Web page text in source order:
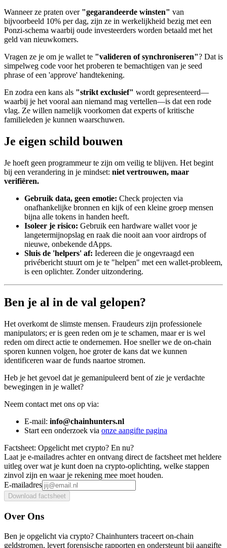
Wanneer ze praten over "gegarandeerde winsten" van
bijvoorbeeld 10% per dag, zijn ze in werkelijkheid bezig met een
Ponzi-schema waarbij oude investeerders worden betaald met het
geld van nieuwkomers.
Vragen ze je om je wallet te "valideren of synchroniseren"? Dat is
simpelweg code voor het proberen te bemachtigen van je seed
phrase of een 'approve' handtekening.
En zodra een kans als "strikt exclusief" wordt gepresenteerd—
waarbij je het vooral aan niemand mag vertellen—is dat een rode
vlag. Ze willen namelijk voorkomen dat experts of kritische
familieleden je kunnen waarschuwen.
Je eigen schild bouwen
Je hoeft geen programmeur te zijn om veilig te blijven. Het begint
bij een verandering in je mindset: niet vertrouwen, maar
verifiëren.
Gebruik data, geen emotie: Check projecten via
onafhankelijke bronnen en kijk of een kleine groep mensen
bijna alle tokens in handen heeft.
Isoleer je risico: Gebruik een hardware wallet voor je
langetermijnopslag en raak die nooit aan voor airdrops of
nieuwe, onbekende dApps.
Sluis de 'helpers' af: Iedereen die je ongevraagd een
privébericht stuurt om je te "helpen" met een wallet-probleem,
is een oplichter. Zonder uitzondering.
Ben je al in de val gelopen?
Het overkomt de slimste mensen. Fraudeurs zijn professionele
manipulators; er is geen reden om je te schamen, maar er is wel
reden om direct actie te ondernemen. Hoe sneller we de on-chain
sporen kunnen volgen, hoe groter de kans dat we kunnen
identificeren waar de funds naartoe stromen.
Heb je het gevoel dat je gemanipuleerd bent of zie je verdachte
bewegingen in je wallet?
Neem contact met ons op via:
E-mail: info@chainhunters.nl
Start een onderzoek via onze aangifte pagina
Factsheet: Opgelicht met crypto? En nu?
Laat je e-mailadres achter en ontvang direct de factsheet met heldere
uitleg over wat je kunt doen na crypto-oplichting, welke stappen
zinvol zijn en waar je rekening mee moet houden.
E-mailadres
Download factsheet
Over Ons
Ben je opgelicht via crypto? Chainhunters traceert on-chain
geldstromen, levert forensische rapporten en ondersteunt bij aangifte